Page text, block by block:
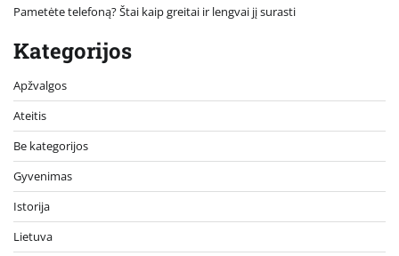
Pametėte telefoną? Štai kaip greitai ir lengvai jį surasti
Kategorijos
Apžvalgos
Ateitis
Be kategorijos
Gyvenimas
Istorija
Lietuva